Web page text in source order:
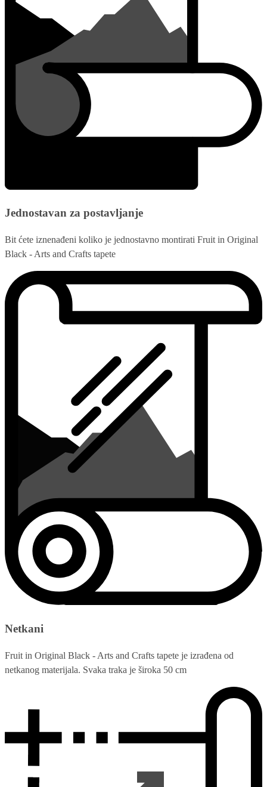
Jednostavan za postavljanje
Bit ćete iznenađeni koliko je jednostavno montirati Fruit in Original
Black - Arts and Crafts tapete
Netkani
Fruit in Original Black - Arts and Crafts tapete je izrađena od
netkanog materijala. Svaka traka je široka 50 cm